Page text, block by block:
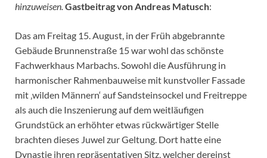
hinzuweisen.Gastbeitrag von Andreas Matusch:
Das am Freitag 15. August, in der Früh abgebrannte
Gebäude Brunnenstraße 15 war wohl das schönste
Fachwerkhaus Marbachs. Sowohl die Ausführung in
harmonischer Rahmenbauweise mit kunstvoller Fassade
mit ‚wilden Männern‘ auf Sandsteinsockel und Freitreppe
als auch die Inszenierung auf dem weitläufigen
Grundstück an erhöhter etwas rückwärtiger Stelle
brachten dieses Juwel zur Geltung. Dort hatte eine
Dynastie ihren repräsentativen Sitz, welcher dereinst